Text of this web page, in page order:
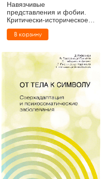
Навязчивые
представления и фобии.
Критически-историческое
исследовательское
издание
В корзину